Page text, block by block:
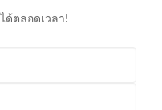
ด้ตลอดเวลา!